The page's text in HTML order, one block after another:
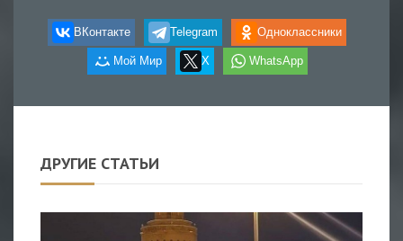
ВКонтакте Telegram Одноклассники
Мой Мир X WhatsApp
ДРУГИЕ СТАТЬИ